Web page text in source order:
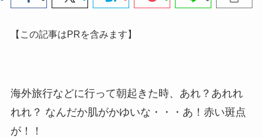
【この記事はPRを含みます】
海外旅行などに行って朝起きた時、あれ？あれれ
れれ？ なんだか肌がかゆいな・・・あ！赤い斑点
が！！